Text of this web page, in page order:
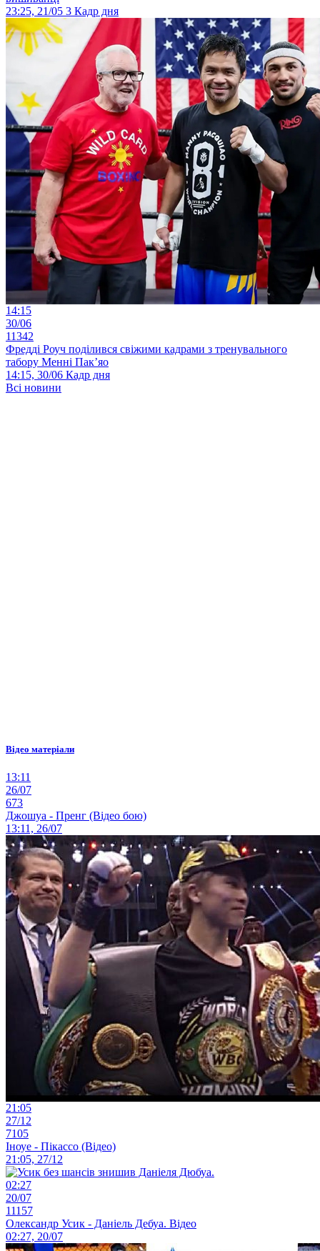
23:25, 21/05 3 Кадр дня
14:15
30/06
11342
Фредді Роуч поділився свіжими кадрами з тренувального
табору Менні Пак’яо
14:15, 30/06 Кадр дня
Всі новини
Відео матеріали
13:11
26/07
673
Джошуа - Пренг (Відео бою)
13:11, 26/07
21:05
27/12
7105
Іноуе - Пікассо (Відео)
21:05, 27/12
02:27
20/07
11157
Олександр Усик - Даніель Дебуа. Відео
02:27, 20/07